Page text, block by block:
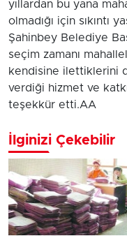
yıllardan bu yana
olmadığı için sıkıntı
Şahinbey Belediye
seçim zamanı
kendisine ilettiklerini
verdiği hizmet ve
teşekkür etti.AA
İlginizi Çekebilir